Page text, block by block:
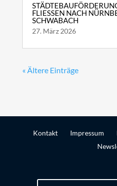
FLIESSEN NACH
CHWABACH
27. März 2026
« Ältere Einträge
Kontakt Impressum
Suchen